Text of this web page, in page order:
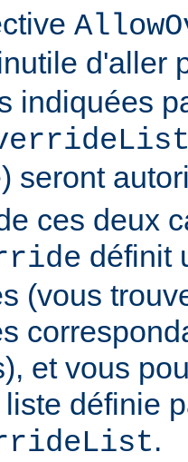
d'aller
indiquées
seront
ces deux
définit
(vous
et vous
définie
.